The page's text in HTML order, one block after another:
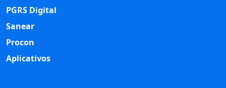
PGRS Digital
Sanear
Procon
Aplicativos